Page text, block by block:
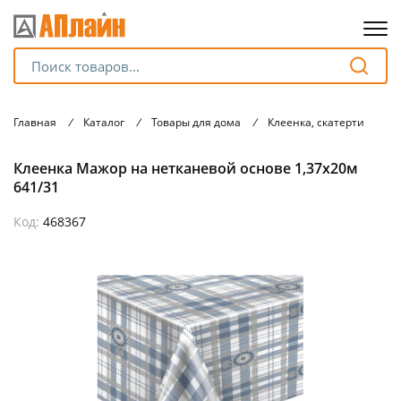
Главная / Каталог / Товары для дома / Клеенка, скатерти
Клеенка Мажор на нетканевой основе 1,37х20м
641/31
Код: 468367
оплатуна части
График платежей